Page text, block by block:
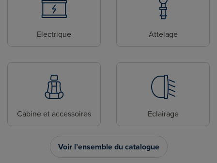
Electrique Attelage
Cabine et accessoires Eclairage
Voir l’ensemble du catalogue